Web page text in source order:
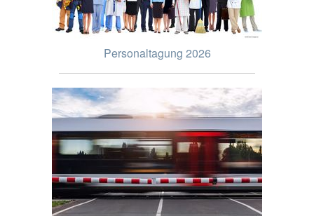
Personaltagung 2026